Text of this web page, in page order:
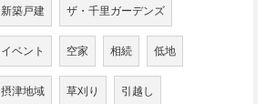
新築戸建 ザ・千里ガーデンズ
イベント 空家 相続 低地
摂津地域 草刈り 引越し